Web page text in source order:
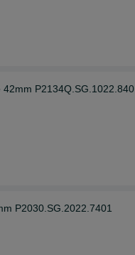
P2134Q.SG.1022.840
P2030.SG.2022.7401